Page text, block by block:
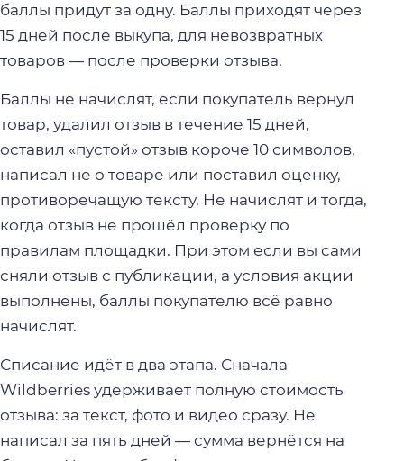
баллы придут за одну. Баллы приходят через
15 дней после выкупа, для невозвратных
товаров — после проверки отзыва.
Баллы не начислят, если покупатель вернул
товар, удалил отзыв в течение 15 дней,
оставил «пустой» отзыв короче 10 символов,
написал не о товаре или поставил оценку,
противоречащую тексту. Не начислят и тогда,
когда отзыв не прошёл проверку по
правилам площадки. При этом если вы сами
сняли отзыв с публикации, а условия акции
выполнены, баллы покупателю всё равно
начислят.
Списание идёт в два этапа. Сначала
Wildberries удерживает полную стоимость
отзыва: за текст, фото и видео сразу. Не
написал за пять дней — сумма вернётся на